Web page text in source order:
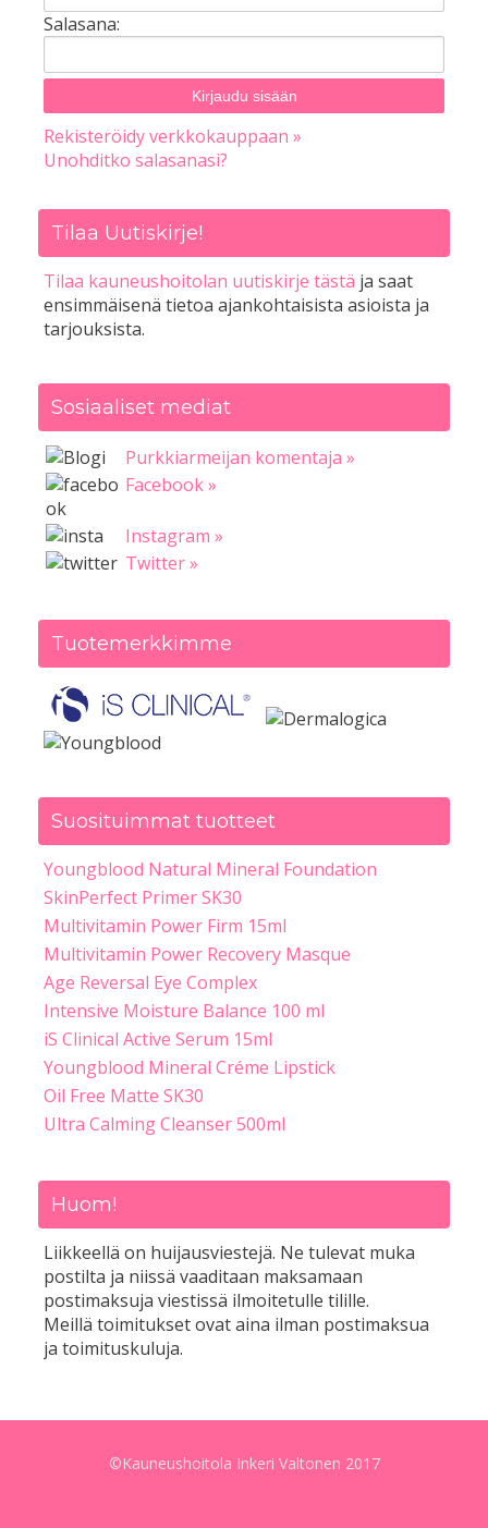
Salasana:
Rekisteröidy verkkokauppaan »
Unohditko salasanasi?
Tilaa Uutiskirje!
Tilaa kauneushoitolan uutiskirje tästä ja saat
ensimmäisenä tietoa ajankohtaisista asioista ja
tarjouksista.
Sosiaaliset mediat
Purkkiarmeijan komentaja »
Facebook »
Instagram »
Twitter »
Tuotemerkkimme
Suosituimmat tuotteet
Youngblood Natural Mineral Foundation
SkinPerfect Primer SK30
Multivitamin Power Firm 15ml
Multivitamin Power Recovery Masque
Age Reversal Eye Complex
Intensive Moisture Balance 100 ml
iS Clinical Active Serum 15ml
Youngblood Mineral Créme Lipstick
Oil Free Matte SK30
Ultra Calming Cleanser 500ml
Huom!
Liikkeellä on huijausviestejä. Ne tulevat muka
postilta ja niissä vaaditaan maksamaan
postimaksuja viestissä ilmoitetulle tilille.
Meillä toimitukset ovat aina ilman postimaksua
ja toimituskuluja.
©Kauneushoitola Inkeri Valtonen 2017